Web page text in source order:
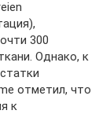
300
Однако, к
отметил, что
к